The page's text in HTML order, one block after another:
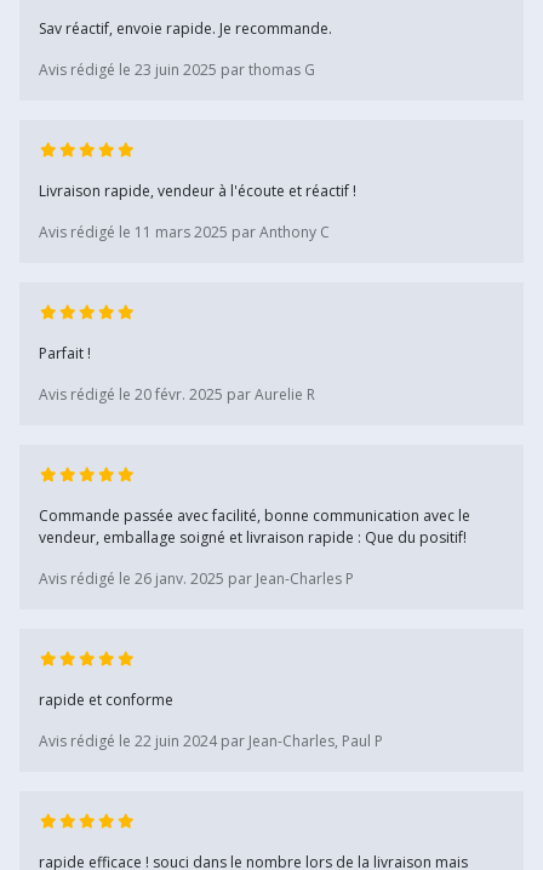
Sav réactif, envoie rapide. Je recommande.
Avis rédigé le 23 juin 2025 par thomas G
Livraison rapide, vendeur à l'écoute et réactif !
Avis rédigé le 11 mars 2025 par Anthony C
Parfait !
Avis rédigé le 20 févr. 2025 par Aurelie R
Commande passée avec facilité, bonne communication avec le
vendeur, emballage soigné et livraison rapide : Que du positif!
Avis rédigé le 26 janv. 2025 par Jean-Charles P
rapide et conforme
Avis rédigé le 22 juin 2024 par Jean-Charles, Paul P
rapide efficace ! souci dans le nombre lors de la livraison mais